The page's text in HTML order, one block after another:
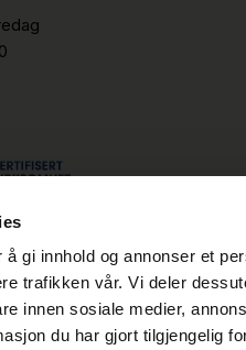
gi innhold og annonser et
trafikken vår. Vi deler
innen sosiale medier,
du har gjort tilgjengelig